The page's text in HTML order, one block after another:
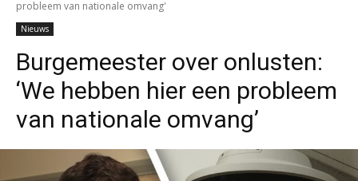
probleem van nationale omvang'
Nieuws
Burgemeester over onlusten:
‘We hebben hier een probleem
van nationale omvang’